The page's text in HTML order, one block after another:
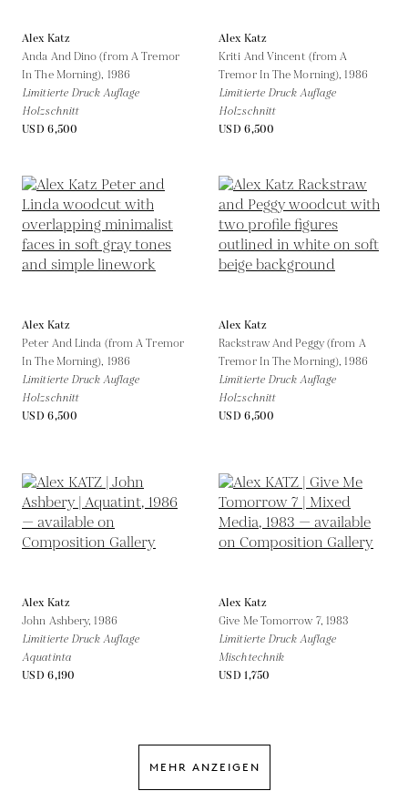
Alex Katz
Anda And Dino (from A Tremor
In The Morning), 1986
Limitierte Druck Auflage
Holzschnitt
USD 6,500
Alex Katz
Kriti And Vincent (from A
Tremor In The Morning),1986
Limitierte Druck Auflage
Holzschnitt
USD 6,500
Alex Katz
Peter And Linda (from A Tremor
In The Morning), 1986
Limitierte Druck Auflage
Holzschnitt
USD 6,500
Alex Katz
Rackstraw And Peggy (from A
Tremor In The Morning),1986
Limitierte Druck Auflage
Holzschnitt
USD 6,500
Alex Katz
John Ashbery,1986
Limitierte Druck Auflage
Aquatinta
USD 6,190
Alex Katz
Give Me Tomorrow 7, 1983
Limitierte Druck Auflage
Mischtechnik
USD 1,750
MEHR ANZEIGEN